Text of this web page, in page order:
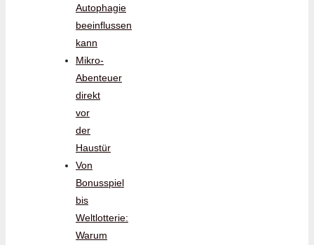
Autophagie
beeinflussen
kann
Mikro-
Abenteuer
direkt
vor
der
Haustür
Von
Bonusspiel
bis
Weltlotterie:
Warum